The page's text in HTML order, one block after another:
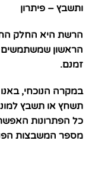
ותשבץ – פיתרון
הרשת היא החלק
הראשון שמשתמשים
זמנם.
במקרה הנוכחי,
תשחץ או תשבץ
כל הפתרונות
מספר המשבצות